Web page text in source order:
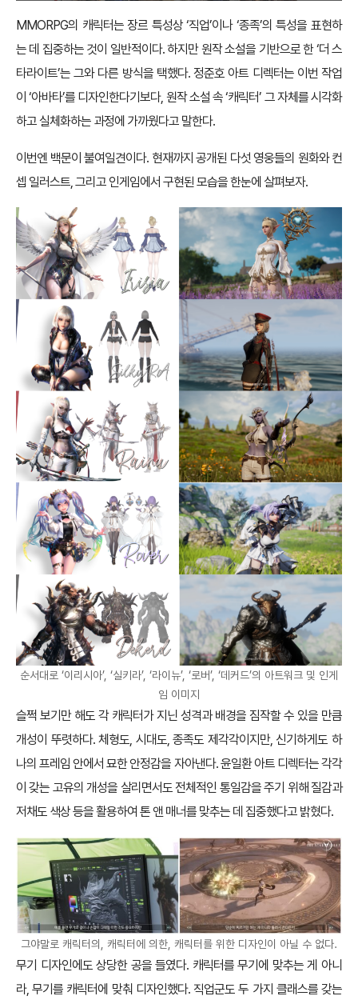
MMORPG의 캐릭터는 장르 특성상 ‘직업’이나 ‘종족’의 특성을 표현하
는 데 집중하는 것이 일반적이다. 하지만 원작 소설을 기반으로 한 ‘더 스
타라이트’는 그와 다른 방식을 택했다. 정준호 아트 디렉터는 이번 작업
이 ‘아바타’를 디자인한다기보다, 원작 소설 속 ‘캐릭터’ 그 자체를 시각화
하고 실체화하는 과정에 가까웠다고 말한다.
이번엔 백문이 불여일견이다. 현재까지 공개된 다섯 영웅들의 원화와 컨
셉 일러스트, 그리고 인게임에서 구현된 모습을 한눈에 살펴보자.
순서대로 ‘이리시아’, ‘실키라’, ‘라이뉴’, ‘로버’, ‘데커드’의 아트워크 및 인게
임 이미지
슬쩍 보기만 해도 각 캐릭터가 지닌 성격과 배경을 짐작할 수 있을 만큼
개성이 뚜렷하다. 체형도, 시대도, 종족도 제각각이지만, 신기하게도 하
나의 프레임 안에서 묘한 안정감을 자아낸다. 윤일환 아트 디렉터는 각각
이 갖는 고유의 개성을 살리면서도 전체적인 통일감을 주기 위해 질감과
저채도 색상 등을 활용하여 톤 앤 매너를 맞추는 데 집중했다고 밝혔다.
그야말로 캐릭터의, 캐릭터에 의한, 캐릭터를 위한 디자인이 아닐 수 없다.
무기 디자인에도 상당한 공을 들였다. 캐릭터를 무기에 맞추는 게 아니
라, 무기를 캐릭터에 맞춰 디자인했다. 직업군도 두 가지 클래스를 갖는